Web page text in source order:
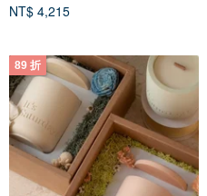
NT$ 4,215
89 折